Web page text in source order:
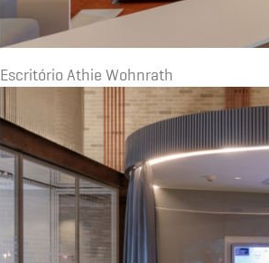
Escritório Athie Wohnrath